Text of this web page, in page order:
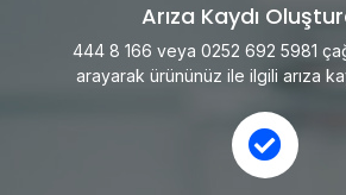
Arıza Kaydı
444 8 166 veya 0252 692 5981
arayarak ürününüz ile ilgili arıza